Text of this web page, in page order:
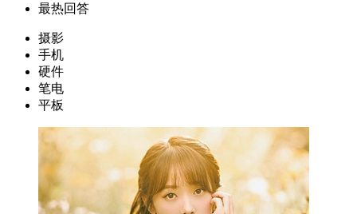
最热回答
摄影
手机
硬件
笔电
平板